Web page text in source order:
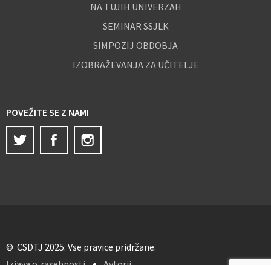
NA TUJIH UNIVERZAH
SEMINAR SSJLK
SIMPOZIJ OBDOBJA
IZOBRAŽEVANJA ZA UČITELJE
POVEŽITE SE Z NAMI
Twitter
Facebook
© CSDTJ 2025. Vse pravice pridržane.